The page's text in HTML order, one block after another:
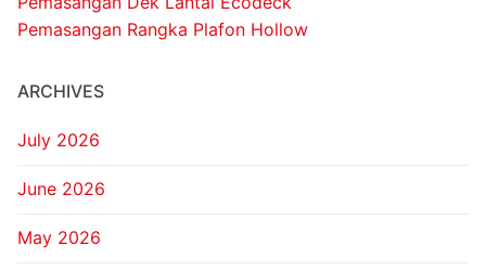
Pemasangan Rangka Plafon Hollow
ARCHIVES
July 2026
June 2026
May 2026